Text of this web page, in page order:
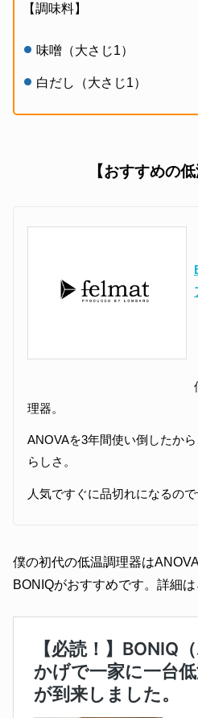
【調味料】
味噌（大さじ1）
白だし（大さじ1）
【おすすめの
理器。
ANOVAを3年間使い倒したか
らしさ。
人気ですぐに品切れになるので
僕の初代の低温調理器は
BONIQがおすすめです。詳細は